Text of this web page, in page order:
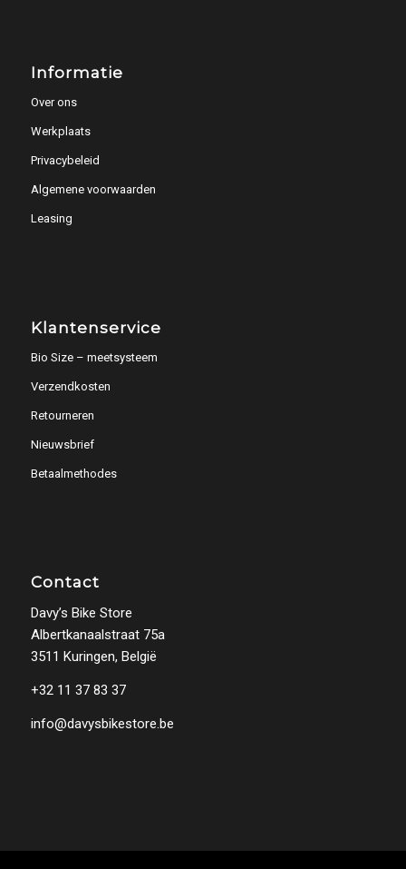
Informatie
Over ons
Werkplaats
Privacybeleid
Algemene voorwaarden
Leasing
Klantenservice
Bio Size – meetsysteem
Verzendkosten
Retourneren
Nieuwsbrief
Betaalmethodes
Contact
Davy’s Bike Store
Albertkanaalstraat 75a
3511 Kuringen, België
+32 11 37 83 37
info@davysbikestore.be